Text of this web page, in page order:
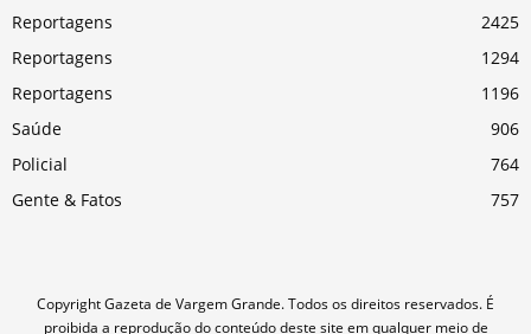
Reportagens
2425
Reportagens
1294
Reportagens
1196
Saúde
906
Policial
764
Gente & Fatos
757
Copyright Gazeta de Vargem Grande. Todos os direitos reservados. É
proibida a reprodução do conteúdo deste site em qualquer meio de